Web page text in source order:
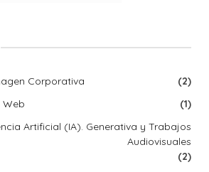
Corporativa
(2)
Web
(1)
Artificial (IA). Generativa y Trabajos
Audiovisuales
(2)